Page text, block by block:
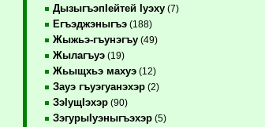
ДызыгъэпIейтей Iуэху(7)
Егъэджэныгъэ(188)
Жыжьэ-гъунэгъу(49)
Жылагъуэ(19)
Жьыщхьэ махуэ(12)
Зауэ гъуэгуанэхэр(2)
ЗэIущIэхэр(90)
ЗэгурыIуэныгъэхэр(5)